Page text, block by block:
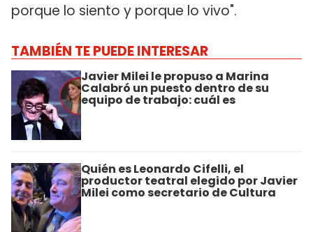
porque lo siento y porque lo vivo".
TAMBIÉN TE PUEDE INTERESAR
Javier Milei le propuso a Marina
Calabró un puesto dentro de su
equipo de trabajo: cuál es
Quién es Leonardo Cifelli, el
productor teatral elegido por Javier
Milei como secretario de Cultura